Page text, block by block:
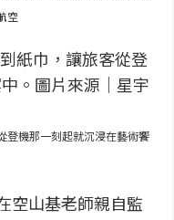
空
登機那一刻起就沉浸在藝術饗